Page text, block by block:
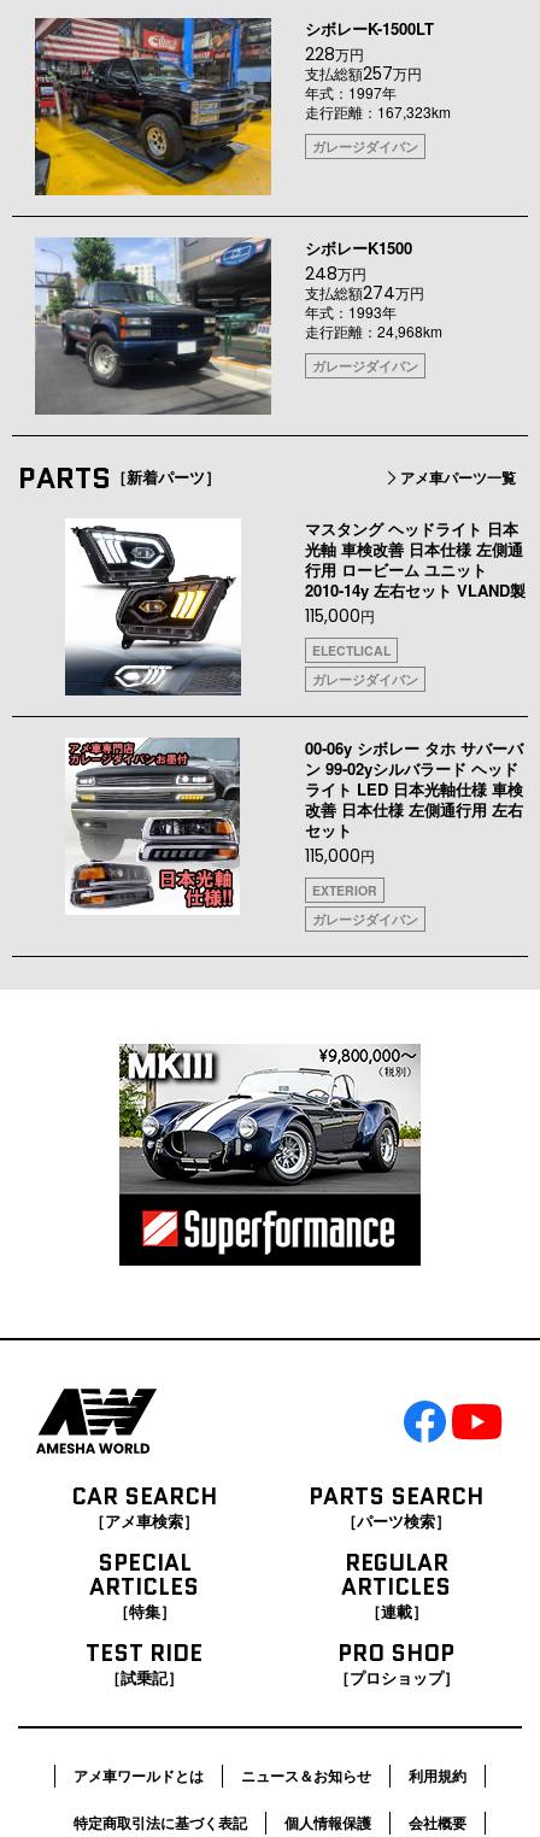
シボレーK-1500LT
228万円
支払総額257万円
年式：1997年
走行距離：167,323km
ガレージダイバン
シボレーK1500
248万円
支払総額274万円
年式：1993年
走行距離：24,968km
ガレージダイバン
PARTS ［新着パーツ］ アメ車パーツ一覧
マスタング ヘッドライト 日本
光軸 車検改善 日本仕様 左側通
行用 ロービーム ユニット
2010-14y 左右セット VLAND製
115,000円
ELECTLICAL
ガレージダイバン
00-06y シボレー タホ サバーバ
ン 99-02yシルバラード ヘッド
ライト LED 日本光軸仕様 車検
改善 日本仕様 左側通行用 左右
セット
115,000円
EXTERIOR
ガレージダイバン
CAR SEARCH
［アメ車検索］
PARTS SEARCH
［パーツ検索］
SPECIAL
ARTICLES
［特集］
REGULAR
ARTICLES
［連載］
TEST RIDE
［試乗記］
PRO SHOP
［プロショップ］
アメ車ワールドとは ニュース＆お知らせ 利用規約
特定商取引法に基づく表記 個人情報保護 会社概要